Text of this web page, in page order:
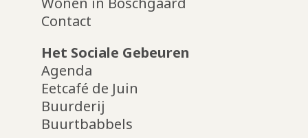
Contact
Het Sociale Gebeuren
Agenda
Eetcafé de Juin
Buurderij
Buurtbabbels